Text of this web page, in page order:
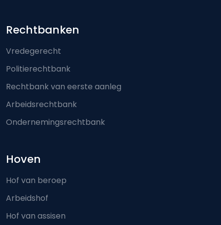
Footer-menu
Rechtbanken
Vredegerecht
Politierechtbank
Rechtbank van eerste aanleg
Arbeidsrechtbank
Ondernemingsrechtbank
Hoven
Hof van beroep
Arbeidshof
Hof van assisen